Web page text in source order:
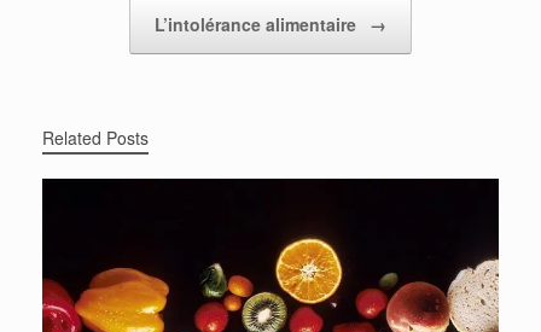
L’intolérance alimentaire →
Related Posts